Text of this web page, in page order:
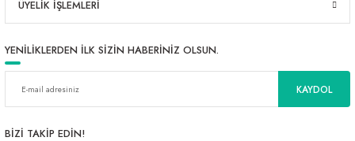
ÜYELİK İŞLEMLERİ
YENİLİKLERDEN İLK SİZİN HABERİNİZ OLSUN.
KAYDOL
BİZİ TAKİP EDİN!